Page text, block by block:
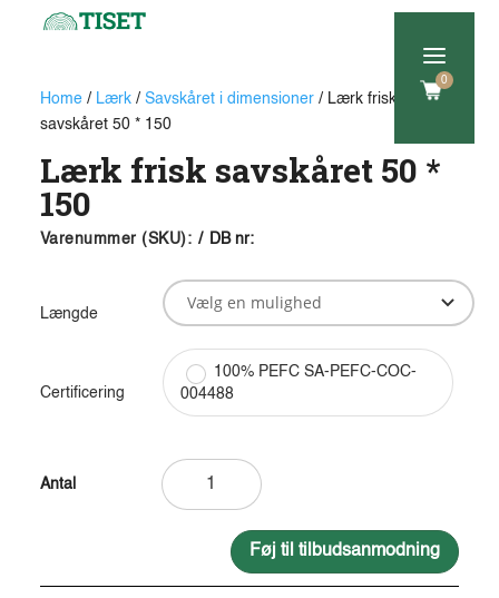
a
0
Home/ Lærk/ Savskåret i dimensioner/ Lærk frisk
savskåret 50 * 150
Lærk frisk savskåret 50 *
150
Varenummer (SKU): / DB nr:
Længde
Certificering
100% PEFC SA-PEFC-COC-
004488
Føj til tilbudsanmodning
A